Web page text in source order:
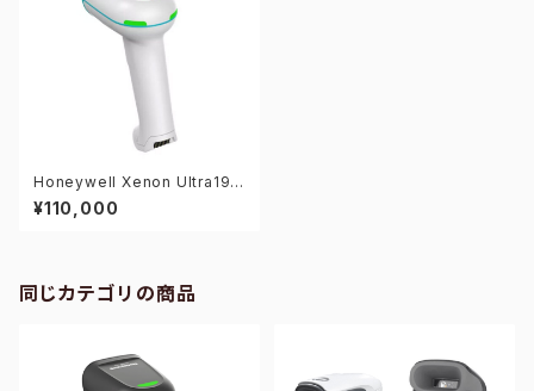
Honeywell Xenon Ultra196
2hHD-USB 2次元バーコード
リーダー
¥110,000
同じカテゴリの商品